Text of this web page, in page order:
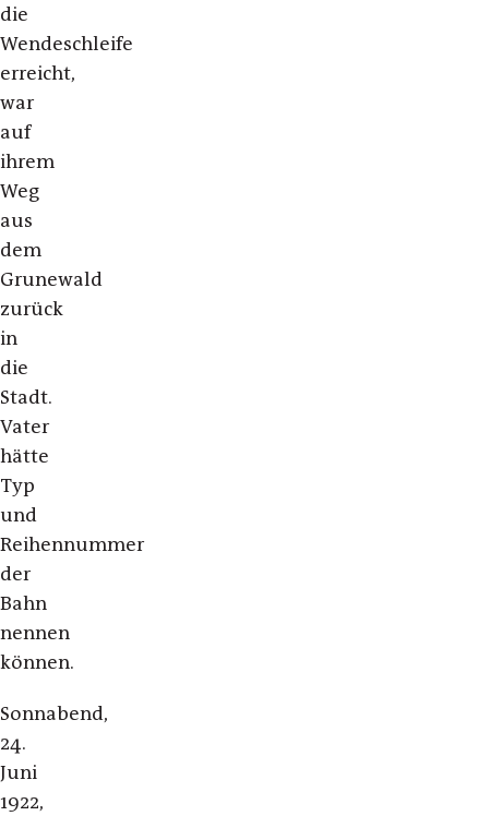
die
Wendeschleife
erreicht,
war
auf
ihrem
Weg
aus
dem
Grunewald
zurück
in
die
Stadt.
Vater
hätte
Typ
und
Reihennummer
der
Bahn
nennen
können.
Sonnabend,
24.
Juni
1922,